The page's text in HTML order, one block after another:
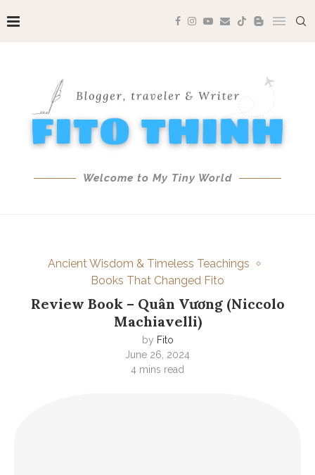
Welcome to My Tiny World
Ancient Wisdom & Timeless Teachings
Books That Changed Fito
Review Book – Quân Vương (Niccolo
Machiavelli)
by Fito
June 26, 2024
4 mins read